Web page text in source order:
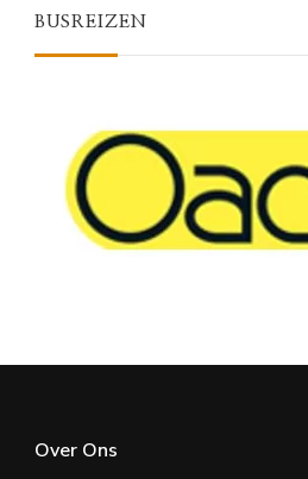
BUSREIZEN
Over Ons